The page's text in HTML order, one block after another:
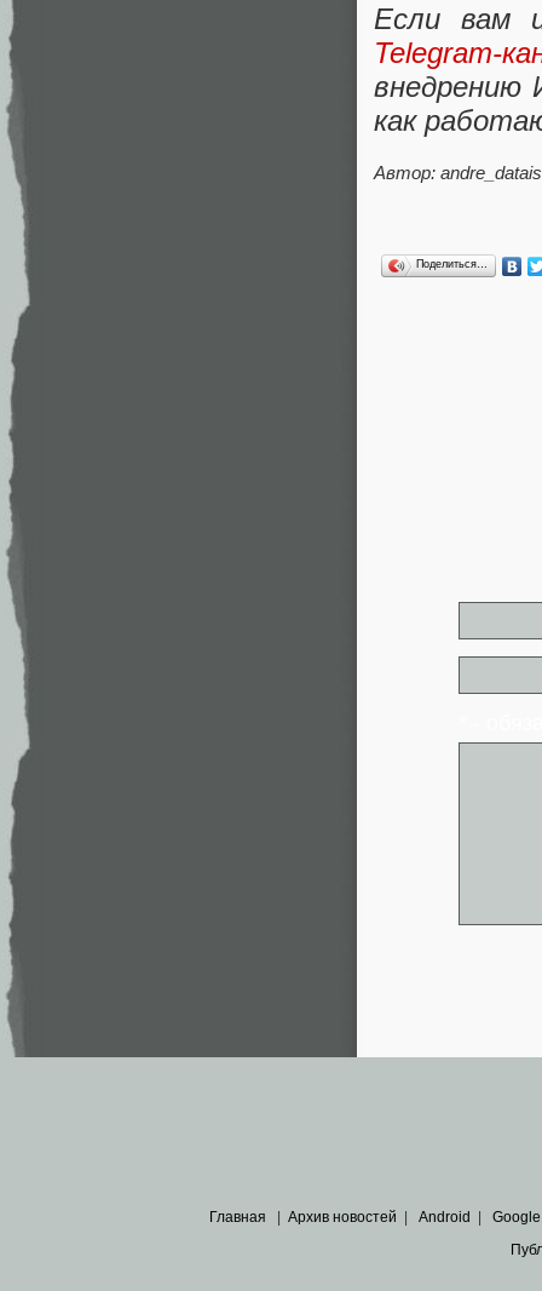
Если вам
внедрению
как
Автор:
Поделиться…
Главная Архив новостей Android Google